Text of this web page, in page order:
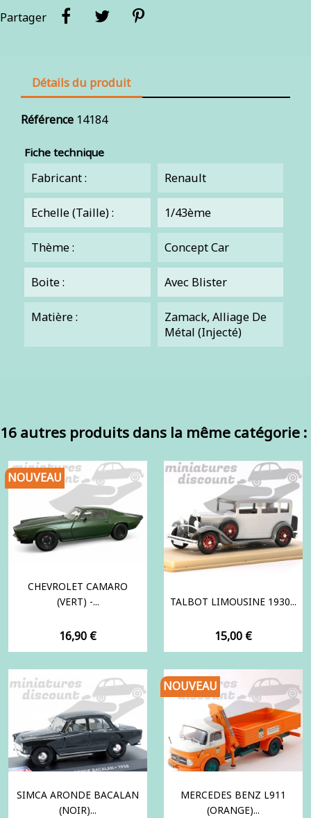
Partager
Détails du produit
Référence 14184
Fiche technique
Fabricant : Renault
Echelle (Taille) : 1/43ème
Thème : Concept Car
Boite : Avec Blister
Matière :
Zamack, Alliage De
Métal (injecté)
16 autres produits dans la même catégorie :
CHEVROLET CAMARO
(VERT) -...
Prix
16,90 €
NOUVEAU
TALBOT LIMOUSINE 1930...
Prix
15,00 €
SIMCA ARONDE BACALAN
(NOIR)...
MERCEDES BENZ L911
(ORANGE)...
NOUVEAU